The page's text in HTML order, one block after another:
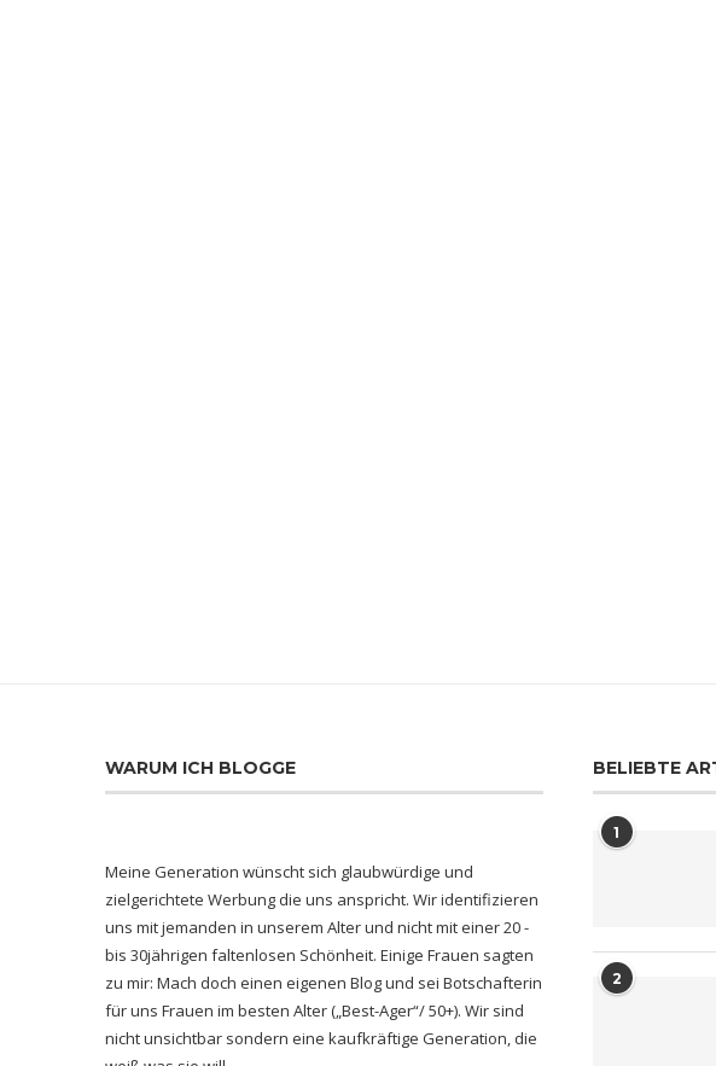
WARUM ICH BLOGGE
Meine Generation wünscht sich glaubwürdige und
zielgerichtete Werbung die uns anspricht. Wir identifizieren
uns mit jemanden in unserem Alter und nicht mit einer 20 -
bis 30jährigen faltenlosen Schönheit. Einige Frauen sagten
zu mir: Mach doch einen eigenen Blog und sei Botschafterin
für uns Frauen im besten Alter („Best-Ager“/ 50+). Wir sind
nicht unsichtbar sondern eine kaufkräftige Generation, die
BELIEBTE
1
2